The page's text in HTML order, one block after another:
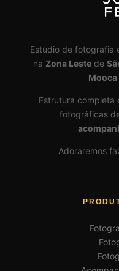
Estúdio de fotografia
na Zona Lestede
Mooca
Estrutura completa
fotográficas
Adoraremos